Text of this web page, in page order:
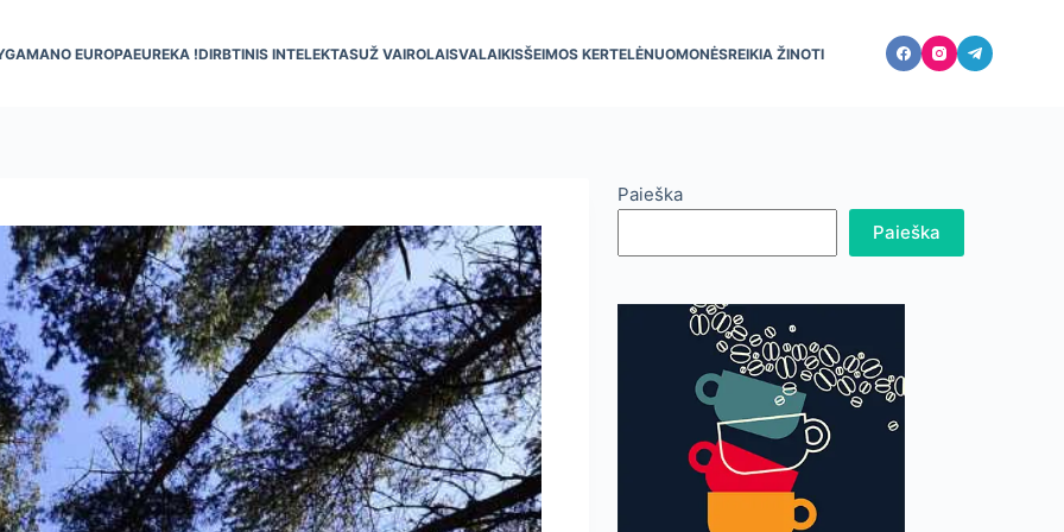
MANO EUROPAEUREKA !DIRBTINIS INTELEKTASUŽ VAIROLAISVALAIKISŠEIMOS KERTELĖNUOMONĖSREIKIA ŽINOTI
Paieška
Paieška